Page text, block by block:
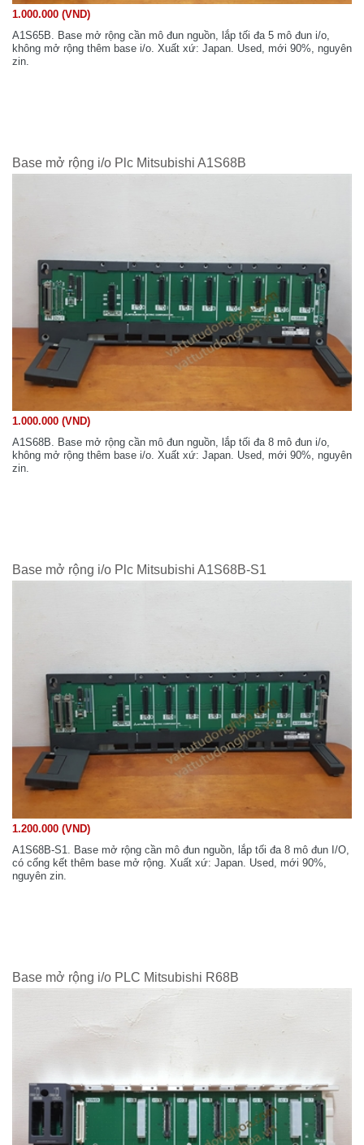
1.000.000 (VND)
A1S65B. Base mở rộng cần mô đun nguồn, lắp tối đa 5 mô đun i/o,
không mở rộng thêm base i/o. Xuất xứ: Japan. Used, mới 90%, nguyên
zin.
Base mở rộng i/o Plc Mitsubishi A1S68B
1.000.000 (VND)
A1S68B. Base mở rộng cần mô đun nguồn, lắp tối đa 8 mô đun i/o,
không mở rộng thêm base i/o. Xuất xứ: Japan. Used, mới 90%, nguyên
zin.
Base mở rộng i/o Plc Mitsubishi A1S68B-S1
1.200.000 (VND)
A1S68B-S1. Base mở rộng cần mô đun nguồn, lắp tối đa 8 mô đun I/O,
có cổng kết thêm base mở rộng. Xuất xứ: Japan. Used, mới 90%,
nguyên zin.
Base mở rộng i/o PLC Mitsubishi R68B